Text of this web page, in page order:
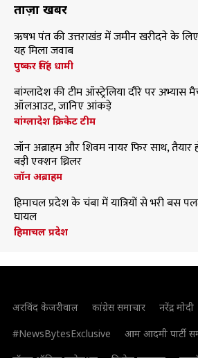
ताज़ा खबरें
ऋषभ पंत की उत्तराखंड में जमीन खरीदने के
यह मिला जवाब
पुष्कर सिंह धामी
बांग्लादेश की टीम ऑस्ट्रेलिया दौरे पर अभ्यास
ऑलआउट, जानिए आंकड़े
बांग्लादेश क्रिकेट टीम
जॉन अब्राहम और शिवम नायर फिर साथ,
बड़ी एक्शन थ्रिलर
जॉन अब्राहम
हिमाचल प्रदेश के चंबा में यात्रियों से भरी बस
घायल
हिमाचल प्रदेश
अरविंद केजरीवाल कांग्रेस समाचार नरेंद्र मोदी
#NewsBytesExclusive
आम आदमी पार्टी